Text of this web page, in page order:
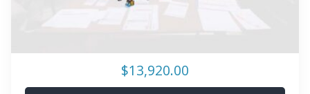
$13,920.00